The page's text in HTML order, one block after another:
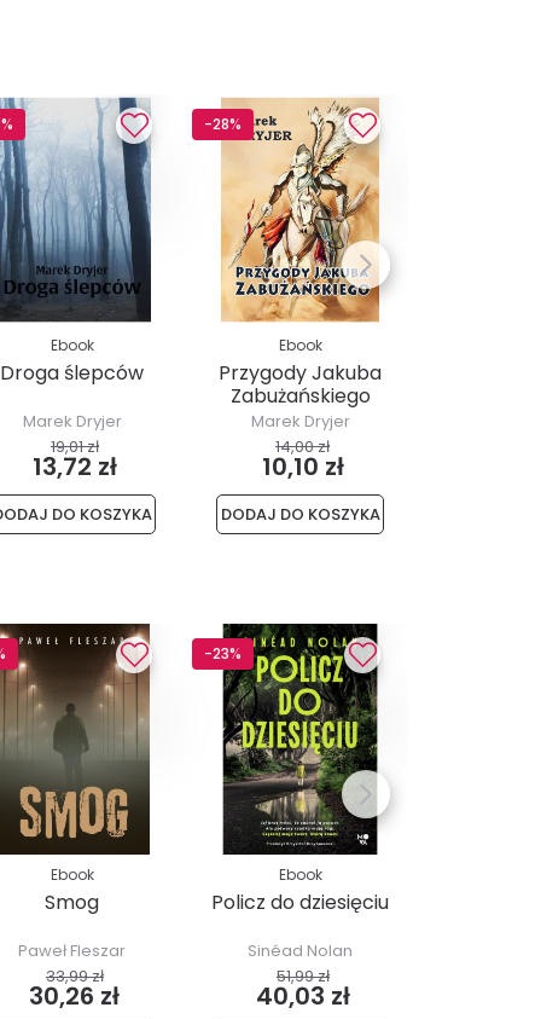
Ebook
Droga ślepców
Marek Dryjer
19,01 zł
13,72 zł
DO KOSZYKA
-28%
Ebook
Przygody Jakuba
Zabużańskiego
Marek Dryjer
14,00 zł
10,10 zł
DODAJ DO KOSZYKA
Ebook
Smog
Paweł Fleszar
33,99 zł
30,26 zł
-23%
Ebook
Policz do dziesięciu
Sinéad Nolan
51,99 zł
40,03 zł